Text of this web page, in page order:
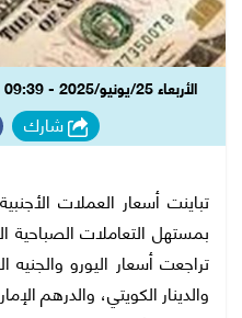
الأربعاء 25/يونيو/2025 - 09:39 ص
شارك
تباينت أسعار العملات
تراجعت أسعار اليورو
والدينار الكويتي، والدرهم